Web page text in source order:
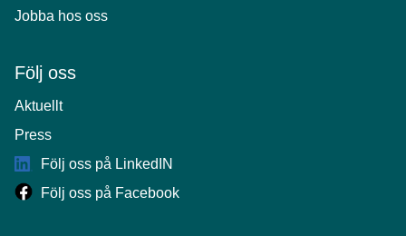
Jobba hos oss
Följ oss
Aktuellt
Press
Följ oss på LinkedIN
Följ oss på Facebook